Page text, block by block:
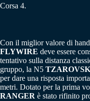
Corsa 4.
Con il miglior valore di
FLYWIRE deve essere
tentativo sulla distanza
gruppo, la N5
per dare una risposta
metri. Dotato per la prima
RANGER è stato rifinito